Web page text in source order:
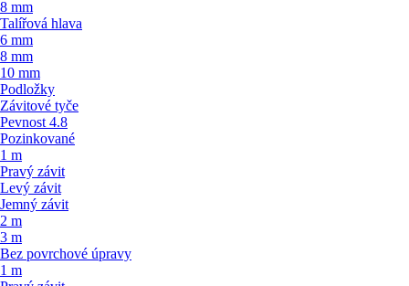
8 mm
Talířová hlava
6 mm
8 mm
10 mm
Podložky
Závitové tyče
Pevnost 4.8
Pozinkované
1 m
Pravý závit
Levý závit
Jemný závit
2 m
3 m
Bez povrchové úpravy
1 m